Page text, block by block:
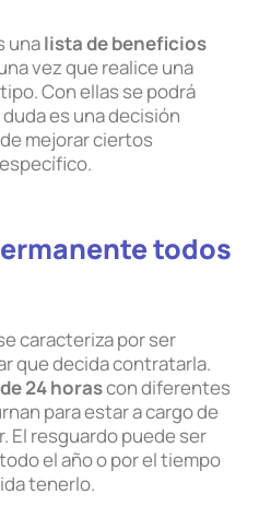
unalista de beneficios
vez que realice una
Con ellas se podrá
es una decisión
mejorar ciertos
todos
caracteriza por ser
que decida contratarla.
24 horascon diferentes
para estar a cargo de
El resguardo puede ser
el año o por el tiempo
tenerlo.